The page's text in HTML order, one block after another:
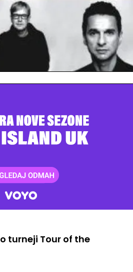
turneji Tour of the